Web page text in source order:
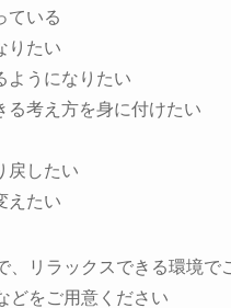
ている
りたい
ようになりたい
考え方を身に付けたい
戻したい
えたい
リラックスできる環境で
どをご用意ください